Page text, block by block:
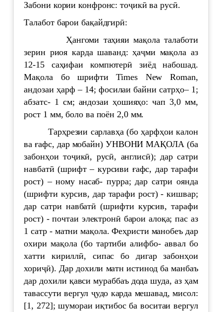
Забони кории конфронс: тоҷикӣ ва русӣ.
Талабот барои бақайдгирӣ:
Ҳангоми таҳияи мақола талаботи
зерин риоя карда шаванд: ҳаҷми мақола аз
12-15 саҳифаи компютерӣ зиёд набошад.
Мақола бо шрифти Times New Roman,
андозаи ҳарф – 14; фосилаи байни сатрҳо– 1;
абзатс- 1 см; андозаи ҳошияҳо: чап 3,0 мм,
рост 1 мм, боло ва поён 2,0 мм.
Тарҳрезии сарлавҳа (бо ҳарфҳои калон
ва ғафс, дар мобайн) УНВОНИ МАҚОЛА (ба
забонҳои тоҷикӣ, русӣ, англисӣ); дар сатри
навбатӣ (шрифт – курсиви ғафс, дар тарафи
рост) – ному насаб- пурра; дар сатри оянда
(шрифти курсив, дар тарафи рост) - кишвар;
дар сатри навбатӣ (шрифти курсив, тарафи
рост) - почтаи электронӣ барои алоқа; пас аз
1 сатр - матни мақола. Феҳристи манобеъ дар
охири мақола (бо тартиби алифбо- аввал бо
хатти кириллӣ, сипас бо дигар забонҳои
хориҷӣ). Дар дохили матн истинод ба манбаъ
дар дохили қавси мураббаъ дода шуда, аз ҳам
тавассути вергул ҷудо карда мешавад, мисол:
[1, 272]; шумораи иқтибос ба воситаи вергул